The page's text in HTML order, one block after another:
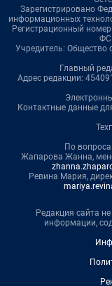
Зарегистрировано
информационных
Регистрационный
ФС
Учредитель: Общество
Главный
Адрес редакции:
Контактные данные
По
Жапарова Жанна,
Ревина Мария,
Редакция сайта
информации,